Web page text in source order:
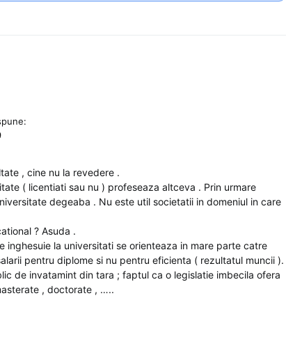
, cine nu la revedere .
( licentiati sau nu ) profeseaza altceva . Prin urmare
degeaba . Nu este util societatii in domeniul in care
? Asuda .
inghesuie la universitati se orienteaza in mare parte catre
pentru diplome si nu pentru eficienta ( rezultatul muncii ).
de invatamint din tara ; faptul ca o legislatie imbecila ofera
, doctorate , …..